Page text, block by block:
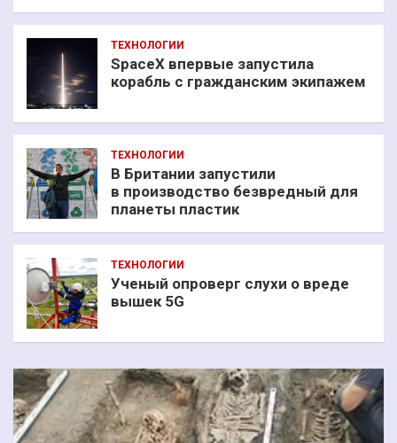
ТЕХНОЛОГИИ
SpaceX впервые запустила
корабль с гражданским экипажем
ТЕХНОЛОГИИ
В Британии запустили
в производство безвредный для
планеты пластик
ТЕХНОЛОГИИ
Ученый опроверг слухи о вреде
вышек 5G